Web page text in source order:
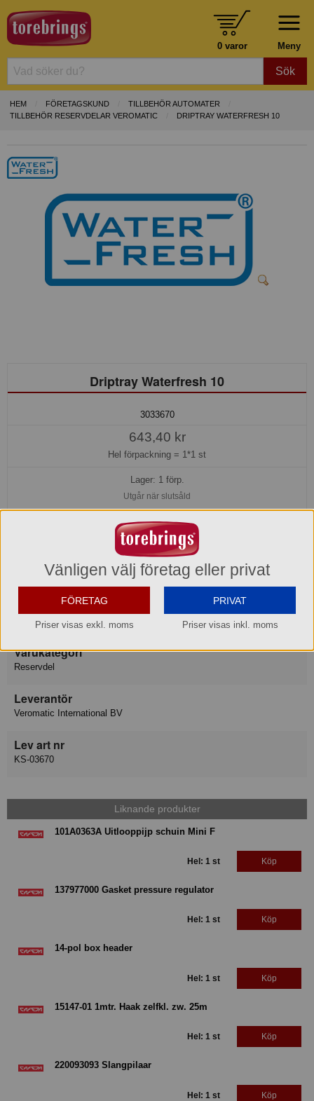
Meny
0 varor
Sök
HEM FÖRETAGSKUND
TILLBEHÖR AUTOMATER
TILLBEHÖR RESERVDELAR VEROMATIC
DRIPTRAY WATERFRESH 10
Driptray Waterfresh 10
3033670
643,40 kr
Hel förpackning = 1*1 st
Lager: 1 förp.
Utgår när slutsåld
Köp »
Produktinformation
Varumärke
Water Fresh
Varukategori
Reservdel
Leverantör
Veromatic International BV
Lev art nr
KS-03670
Liknande produkter
101A0363A Uitlooppijp schuin Mini F
Hel: 1 st Köp
137977000 Gasket pressure regulator
Hel: 1 st Köp
14-pol box header
Hel: 1 st Köp
15147-01 1mtr. Haak zelfkl. zw. 25m
Hel: 1 st Köp
220093093 Slangpilaar
Hel: 1 st Köp
Vänligen välj företag eller privat
FÖRETAG
Priser visas exkl. moms
PRIVAT
Priser visas inkl. moms